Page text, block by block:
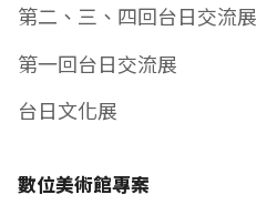
第二、三、四回台日交流展
第一回台日交流展
台日文化展
數位美術館專案